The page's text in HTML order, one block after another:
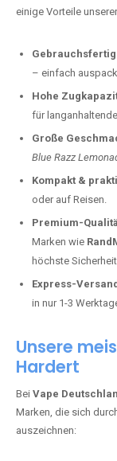
einige Vorteile
– einfach
Hohe
für
Große
Blue Razz
Kompakt &
oder auf Reisen.
Premium-
Marken wie
höchste
Express-
in nur 1-3
Unsere
Hardert
Bei Vape
Marken, die sich
auszeichnen: